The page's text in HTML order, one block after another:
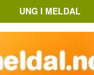
UNG I MELDAL